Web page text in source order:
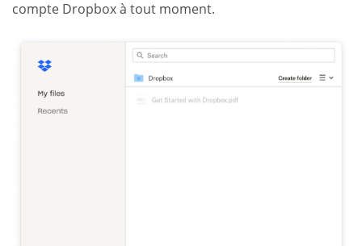
compte Dropbox à tout moment.